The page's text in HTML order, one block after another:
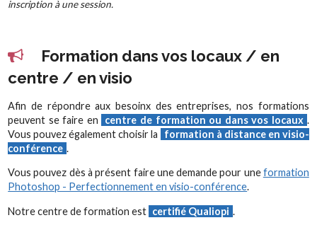
inscription à une session.
Formation dans vos locaux / en
centre / en visio
Afin de répondre aux besoinx des entreprises, nos formations
peuvent se faire en
centre de formation ou dans vos locaux .
Vous pouvez également choisir la
formation à distance en visio-
conférence .
Vous pouvez dès à présent faire une demande pour uneformation
Photoshop - Perfectionnement en visio-conférence.
Notre centre de formation est certifié Qualiopi .